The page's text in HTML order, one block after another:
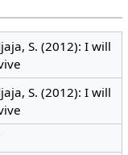
S. (2012): I will
S. (2012): I will